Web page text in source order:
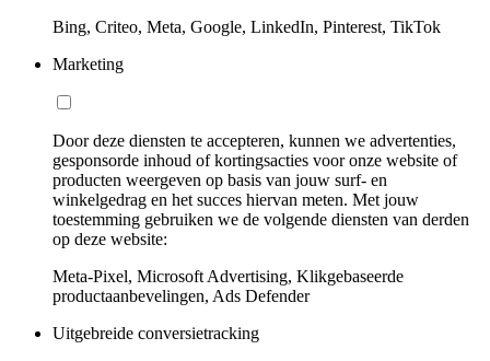
Bing, Criteo, Meta, Google, LinkedIn, Pinterest, TikTok
Marketing
Door deze diensten te accepteren, kunnen we advertenties,
gesponsorde inhoud of kortingsacties voor onze website of
producten weergeven op basis van jouw surf- en
winkelgedrag en het succes hiervan meten. Met jouw
toestemming gebruiken we de volgende diensten van derden
op deze website:
Meta-Pixel, Microsoft Advertising, Klikgebaseerde
productaanbevelingen, Ads Defender
Uitgebreide conversietracking